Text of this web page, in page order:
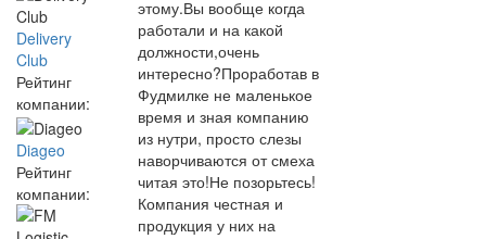
Delivery
Club
Рейтинг
компании:
Diageo
Рейтинг
компании:
этому.Вы вообще когда
работали и на какой
должности,очень
интересно?Проработав в
Фудмилке не маленькое
время и зная компанию
из нутри, просто слезы
наворчиваются от смеха
читая это!Не позорьтесь!
Компания честная и
продукция у них на